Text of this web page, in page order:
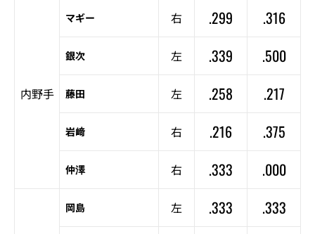
内野手
マギー 右 .299 .316
銀次 左 .339 .500
藤田 左 .258 .217
岩﨑 右 .216 .375
仲澤 右 .333 .000
岡島 左 .333 .333